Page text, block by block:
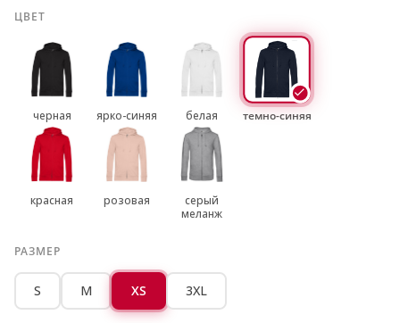
ЦВЕТ
черная ярко-синяя белая темно-синяя
красная розовая
серый
меланж
РАЗМЕР
S M XS 3XL